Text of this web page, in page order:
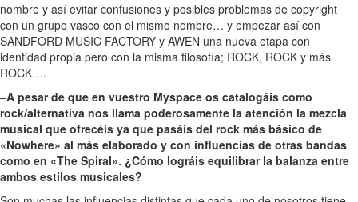
nombre y así evitar confusiones y posibles problemas de copyright
con un grupo vasco con el mismo nombre… y empezar así con
SANDFORD MUSIC FACTORY y AWEN una nueva etapa con
identidad propia pero con la misma filosofía; ROCK, ROCK y más
ROCK….
–A pesar de que en vuestro Myspace os catalogáis como
rock/alternativa nos llama poderosamente la atención la mezcla
musical que ofrecéis ya que pasáis del rock más básico de
«Nowhere» al más elaborado y con influencias de otras bandas
como en «The Spiral». ¿Cómo lográis equilibrar la balanza entre
ambos estilos musicales?